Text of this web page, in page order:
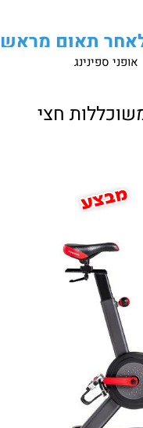
תאום מראש
052-
באתר
אופני ספינינג
חצי